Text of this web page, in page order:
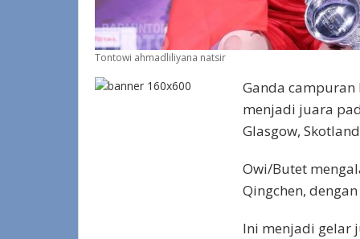
Tontowi ahmadliliyana natsir
Ganda
menjadi juara
Glasgow,
Owi/Butet
Qingchen,
Ini menjadi gelar